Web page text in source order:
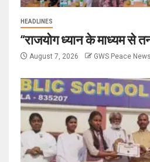
HEADLINES
“राजयोग ध्यान के माध्यम से
August 7, 2026 GWS Peace News